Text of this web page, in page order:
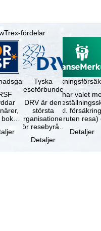
fördelar
Tyska
reseförbundet
DRV är den
största
organisationen
för resebyråer
researrangörer
Detaljer
Du har valet
(inkl.
avbruten resa)
Detaljer